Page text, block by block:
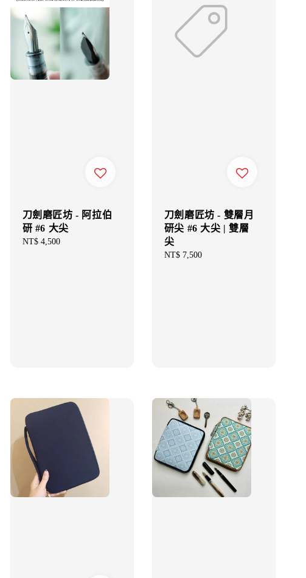
刀劍磨匠坊 - 阿拉伯
研 #6 大尖
Regular
NT$ 4,500
刀劍磨匠坊 - 雙層月
研尖 #6 大尖 | 雙層
尖
Regular
NT$ 7,500